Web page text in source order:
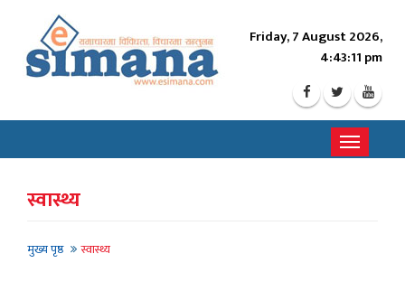
Friday, 7 August 2026,
4:43:13 pm
Toggle
स्वास्थ्य
मुख्य पृष्ठ स्वास्थ्य